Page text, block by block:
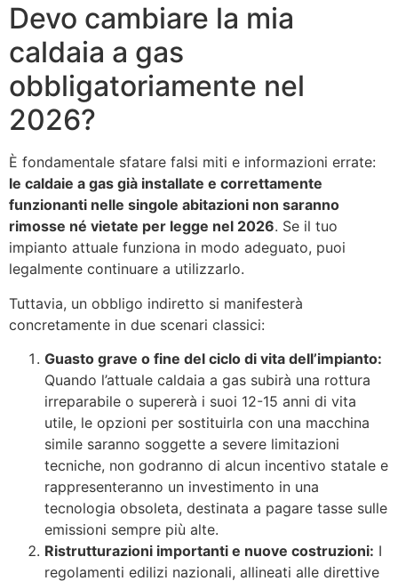
Devo cambiare la mia
caldaia a gas
obbligatoriamente nel
2026?
È fondamentale sfatare falsi miti e informazioni errate:
le caldaie a gas già installate e correttamente
funzionanti nelle singole abitazioni non saranno
rimosse né vietate per legge nel 2026. Se il tuo
impianto attuale funziona in modo adeguato, puoi
legalmente continuare a utilizzarlo.
Tuttavia, un obbligo indiretto si manifesterà
concretamente in due scenari classici:
Guasto grave o fine del ciclo di vita dell’impianto:
Quando l’attuale caldaia a gas subirà una rottura
irreparabile o supererà i suoi 12-15 anni di vita
utile, le opzioni per sostituirla con una macchina
simile saranno soggette a severe limitazioni
tecniche, non godranno di alcun incentivo statale e
rappresenteranno un investimento in una
tecnologia obsoleta, destinata a pagare tasse sulle
emissioni sempre più alte.
Ristrutturazioni importanti e nuove costruzioni: I
regolamenti edilizi nazionali, allineati alle direttive